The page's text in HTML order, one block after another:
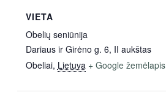
VIETA
Obelių seniūnija
Dariaus ir Girėno g. 6, II aukštas
Obeliai, Lietuva + Google žemėlapis